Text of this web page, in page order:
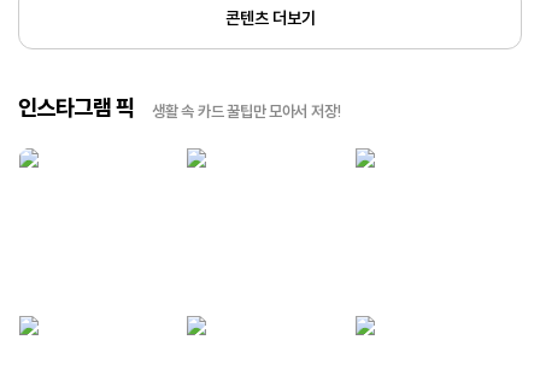
콘텐츠 더보기
인스타그램 픽 생활 속 카드 꿀팁만 모아서 저장!